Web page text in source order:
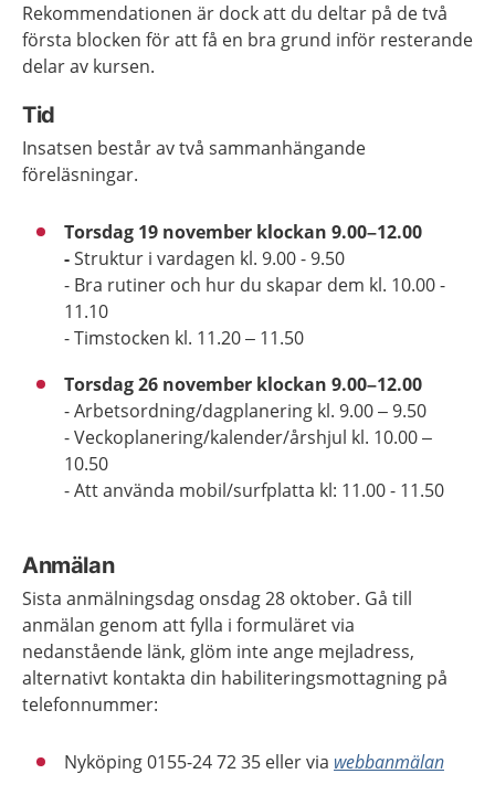
Rekommendationen är dock att du deltar på de två
första blocken för att få en bra grund inför resterande
delar av kursen.
Tid
Insatsen består av två sammanhängande
föreläsningar.
Torsdag 19 november klockan 9.00–12.00
-Struktur i vardagen kl. 9.00 - 9.50
- Bra rutiner och hur du skapar dem kl. 10.00 -
11.10
- Timstocken kl. 11.20 – 11.50
Torsdag 26 november klockan 9.00–12.00
- Arbetsordning/dagplanering kl. 9.00 – 9.50
- Veckoplanering/kalender/årshjul kl. 10.00 –
10.50
- Att använda mobil/surfplatta kl: 11.00 - 11.50
Anmälan
Sista anmälningsdag onsdag 28 oktober. Gå till
anmälan genom att fylla i formuläret via
nedanstående länk, glöm inte ange mejladress,
alternativt kontakta din habiliteringsmottagning på
telefonnummer:
Nyköping 0155-24 72 35 eller via webbanmälan